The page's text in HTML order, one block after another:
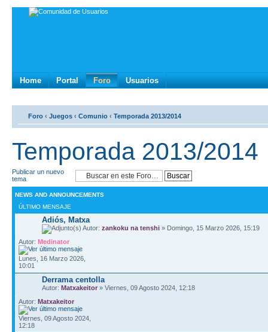
Home Portal Foro Usuarios
Foro ‹ Juegos ‹ Comunio ‹ Temporada 2013/2014
Temporada 2013/2014
Publicar un nuevo
tema
NEWS AND ANNOUNCEMENTS
ÚLTIMO MENSAJE
Adiós, Matxa
Autor: zankoku na tenshi » Domingo, 15 Marzo 2026, 15:19
Autor: Medinator
Lunes, 16 Marzo 2026,
10:01
Derrama centolla
Autor: Matxakeitor » Viernes, 09 Agosto 2024, 12:18
Autor: Matxakeitor
Viernes, 09 Agosto 2024,
12:18